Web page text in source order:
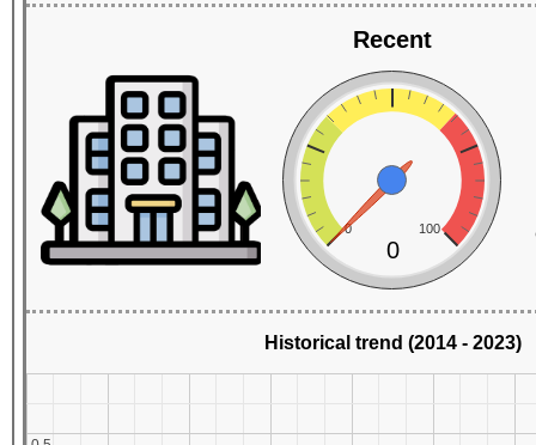
Recent
0 100
0
Historical trend (2014 - 2023)